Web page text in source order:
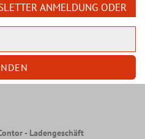
ANMELDUNG ODER
- Ladengeschäft